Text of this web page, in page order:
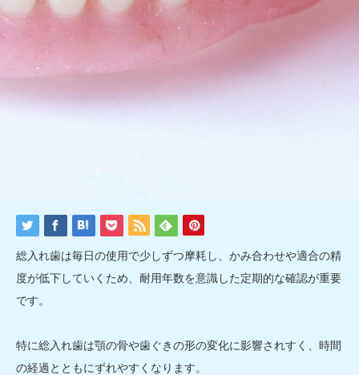
総入れ歯は毎日の使用で少しずつ摩耗し、かみ合わせや適合の精
度が低下していくため、耐用年数を意識した定期的な確認が重要
です。
特に総入れ歯は顎の骨や歯ぐきの形の変化に影響されすく、時間
の経過とともにずれやすくなります。